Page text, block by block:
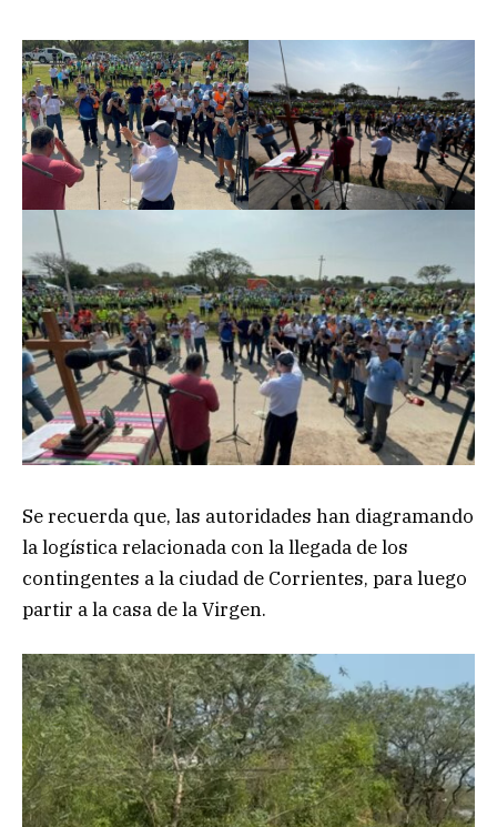
Se recuerda que, las autoridades han diagramando
la logística relacionada con la llegada de los
contingentes a la ciudad de Corrientes, para luego
partir a la casa de la Virgen.